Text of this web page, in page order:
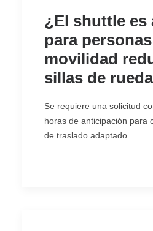
¿El shuttle es
para
movilidad
sillas de
Se requiere una solicitud
horas de anticipación para
de traslado adaptado.